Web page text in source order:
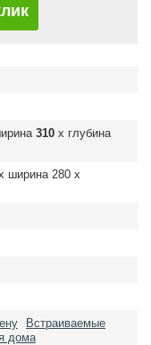
310 х глубина
ширина 280 х
Встраиваемые
дома